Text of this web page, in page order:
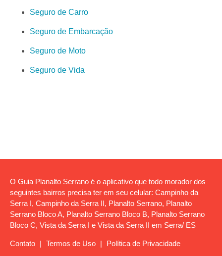
Seguro de Carro
Seguro de Embarcação
Seguro de Moto
Seguro de Vida
O Guia Planalto Serrano é o aplicativo que todo morador dos
seguintes bairros precisa ter em seu celular: Campinho da
Serra I, Campinho da Serra II, Planalto Serrano, Planalto
Serrano Bloco A, Planalto Serrano Bloco B, Planalto Serrano
Bloco C, Vista da Serra I e Vista da Serra II em Serra/ ES
Contato | Termos de Uso | Política de Privacidade